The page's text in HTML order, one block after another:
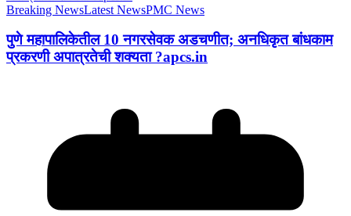
Breaking NewsLatest NewsPMC News
पुणे महापालिकेतील 10 नगरसेवक अडचणीत; अनधिकृत बांधकाम
प्रकरणी अपात्रतेची शक्यता ?apcs.in